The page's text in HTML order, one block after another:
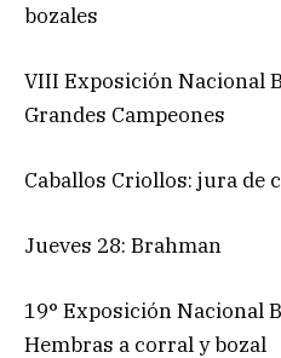
bozales
VIII Exposición Nacional
Grandes Campeones
Caballos Criollos: jura de
Jueves 28: Brahman
19° Exposición Nacional
Hembras a corral y bozal